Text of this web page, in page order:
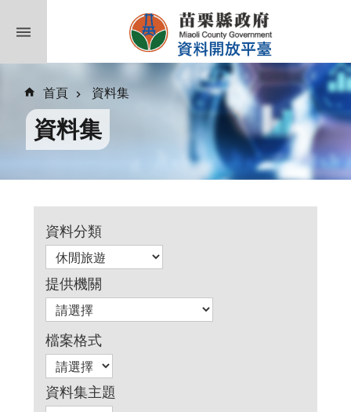
首頁 資料集
資料集
資料分類
提供機關
檔案格式
資料集主題